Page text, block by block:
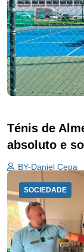
Ténis de
absoluto e
BY-Daniel Cepa
SOCIEDADE